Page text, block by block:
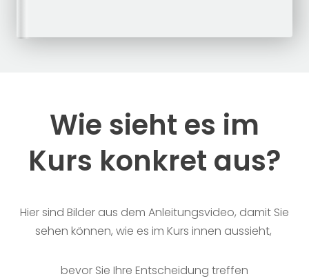
Wie sieht es im
Kurs konkret aus?
Hier sind Bilder aus dem Anleitungsvideo, damit Sie
sehen können, wie es im Kurs innen aussieht,
bevor Sie Ihre Entscheidung treffen